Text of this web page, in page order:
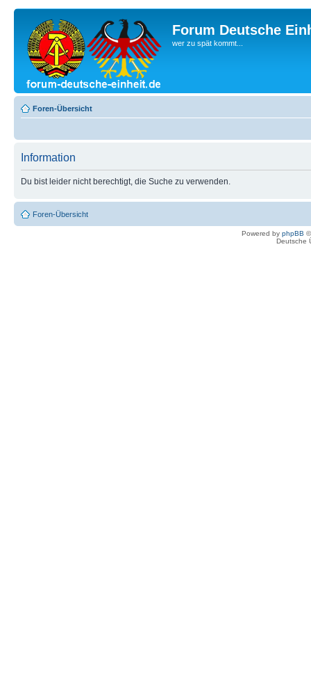
Forum Deutsche
wer zu spät kommt...
Foren-Übersicht
Information
Du bist leider nicht berechtigt, die Suche zu verwenden.
Foren-Übersicht
Powered by phpBB
Deutsche